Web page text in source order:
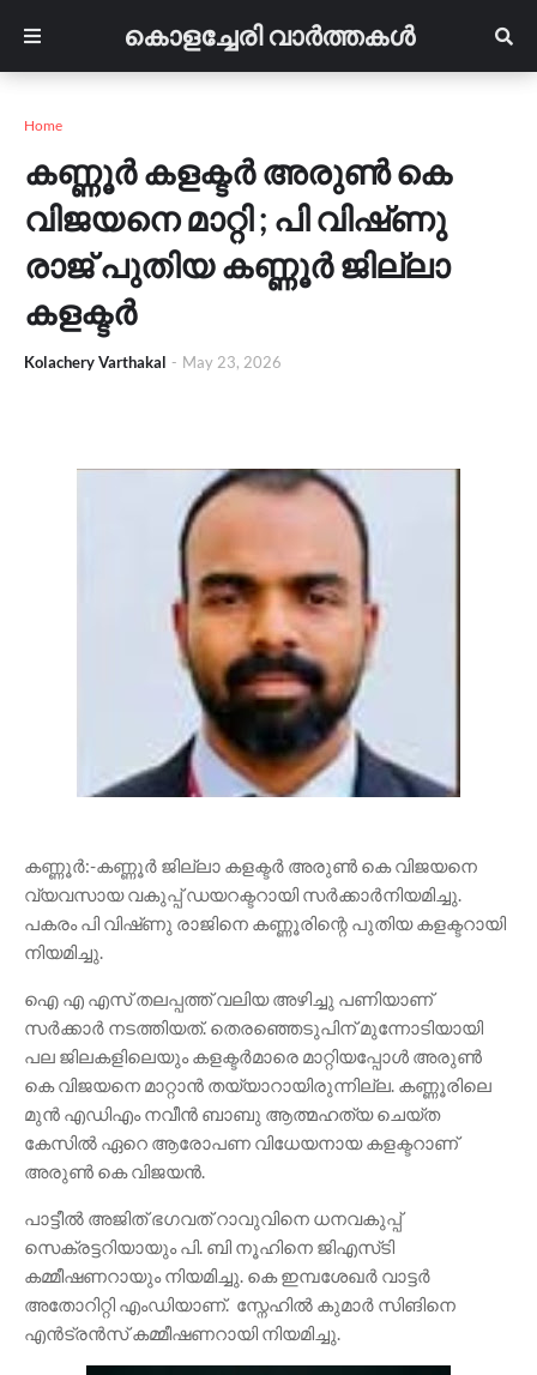
കൊളച്ചേരി വാർത്തകൾ
Home
കണ്ണൂർ കളക്ടർ അരുൺ കെ
വിജയനെ മാറ്റി ; പി വിഷ്‌ണു
രാജ് പുതിയ കണ്ണൂർ ജില്ലാ
കളക്ടർ
Kolachery Varthakal - May 23, 2026
കണ്ണൂർ:-കണ്ണൂർ ജില്ലാ കളക്ടർ അരുൺ കെ വിജയനെ
വ്യവസായ വകുപ്പ് ഡയറക്ടറായി സർക്കാർനിയമിച്ചു.
പകരം പി വിഷ്‌ണു രാജിനെ കണ്ണൂരിന്റെ പുതിയ കളക്ടറായി
നിയമിച്ചു.
ഐ എ എസ് തലപ്പത്ത് വലിയ അഴിച്ചു പണിയാണ്
സർക്കാർ നടത്തിയത്. തെരഞ്ഞെടുപിന് മുന്നോടിയായി
പല ജിലകളിലെയും കളക്ടർമാരെ മാറ്റിയപ്പോൾ അരുൺ
കെ വിജയനെ മാറ്റാൻ തയ്യാറായിരുന്നില്ല. കണ്ണൂരിലെ
മുൻ എഡിഎം നവീൻ ബാബു ആത്മഹത്യ ചെയ്ത
കേസിൽ ഏറെ ആരോപണ വിധേയനായ കളക്ടറാണ്
അരുൺ കെ വിജയൻ.
പാട്ടീൽ അജിത് ഭഗവത് റാവുവിനെ ധനവകുപ്പ്
സെക്രട്ടറിയായും പി. ബി നൂഹിനെ ജിഎസ്‌ടി
കമ്മീഷണറായും നിയമിച്ചു. കെ ഇമ്പശേഖർ വാട്ടർ
അതോറിറ്റി എംഡിയാണ്. സ്നേഹിൽ കുമാർ സിങിനെ
എൻട്രൻസ് കമ്മീഷണറായി നിയമിച്ചു.